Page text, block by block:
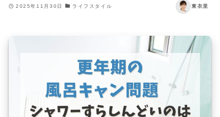
2025年11月30日 ライフスタイル 東衣里